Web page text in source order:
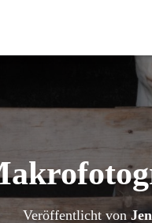
Veröffentlicht von